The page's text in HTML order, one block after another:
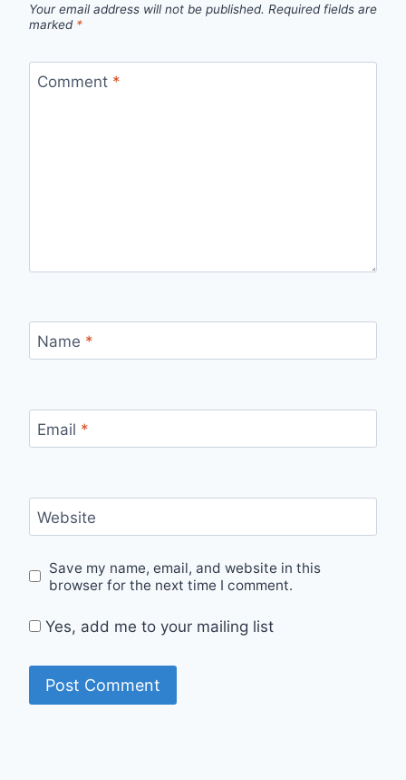
Your email address will not be published. Required fields are
marked *
Comment *
Name *
Email *
Website
Save my name, email, and website in this
browser for the next time I comment.
Yes, add me to your mailing list